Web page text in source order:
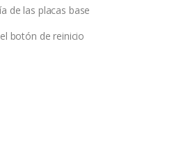
de las placas base
botón de reinicio